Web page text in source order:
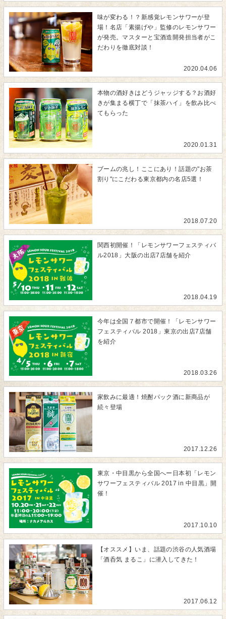
味が変わる！？新感覚レモンサワーが登
場！名店「素揚げや」監修のレモンサワー
が発売。マスターと宝酒造開発担当者がこ
だわりを徹底対談！
2020.04.06
本物の酒好きはどうジャッジする？お酒好
きが集まる横丁で「抹茶ハイ」を飲み比べ
てもらった
2020.01.31
ブームの兆し！ここにあり！話題の"お茶
割り"にこだわる東京都内の名店5選！
2018.07.20
関西初開催！「レモンサワーフェスティバ
ル2018」大阪の出店7店舗を紹介
2018.04.19
今年は全国７都市で開催！「レモンサワー
フェスティバル 2018」東京の出店7店舗
を紹介
2018.03.26
家飲みに最適！焼酎パック酒に新商品が
続々登場
2017.12.26
東京・中目黒から全国へー日本初「レモン
サワーフェスティバル 2017 in 中目黒」開
催！
2017.10.10
【オススメ】いま、話題の渋谷の人気酒場
「酒呑気 まるこ」に潜入してきた！
2017.06.12